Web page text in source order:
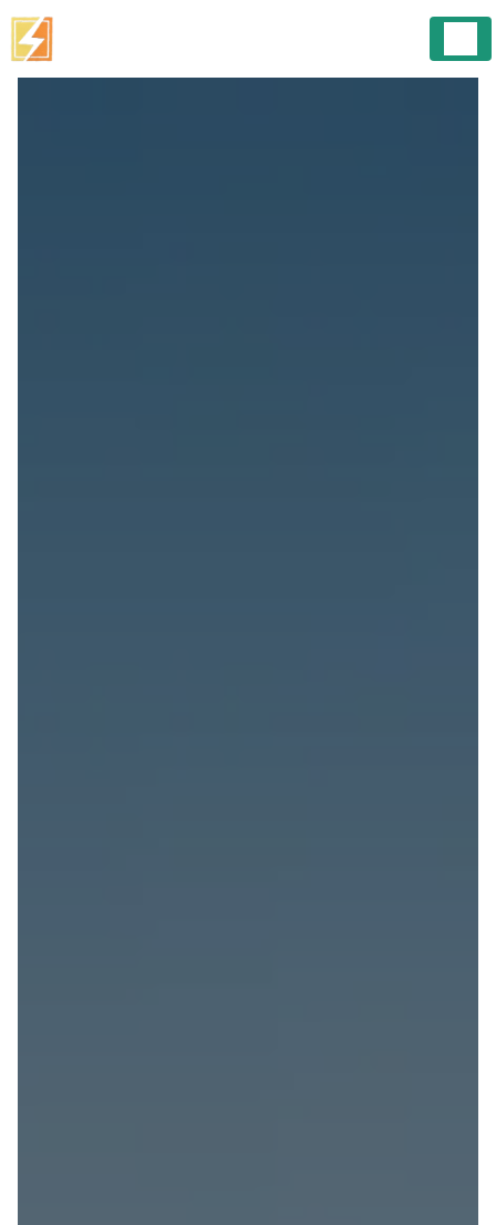
Panneau de gestion des cookies